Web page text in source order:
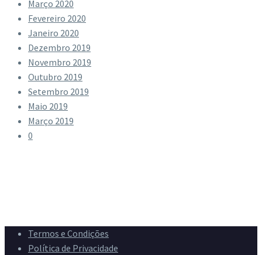
Março 2020
Fevereiro 2020
Janeiro 2020
Dezembro 2019
Novembro 2019
Outubro 2019
Setembro 2019
Maio 2019
Março 2019
0
Termos e Condições
Política de Privacidade